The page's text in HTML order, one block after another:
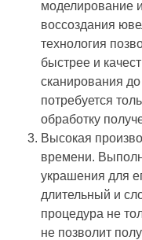
моделирование
воссоздания
технология
быстрее и
сканирования
потребуется
обработку
Высокая
времени.
украшения для
длительный и
процедура не
не позволит